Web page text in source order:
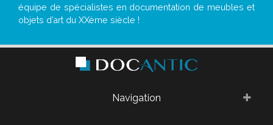
équipe de spécialistes en documentation de meubles et
objets d’art du XXème siècle !
Navigation